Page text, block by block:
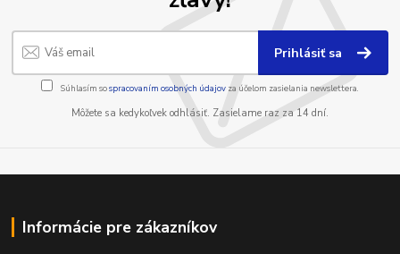
Prihlásiť sa
Súhlasím sospracovaním osobných údajov za účelom zasielania newslettera.
Môžete sa kedykoľvek odhlásiť. Zasielame raz za 14 dní.
Informácie pre zákazníkov